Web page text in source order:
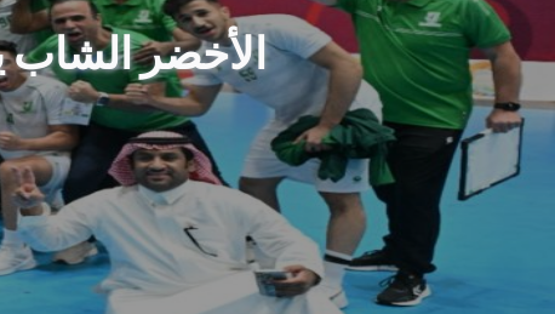
الأخضر الشاب